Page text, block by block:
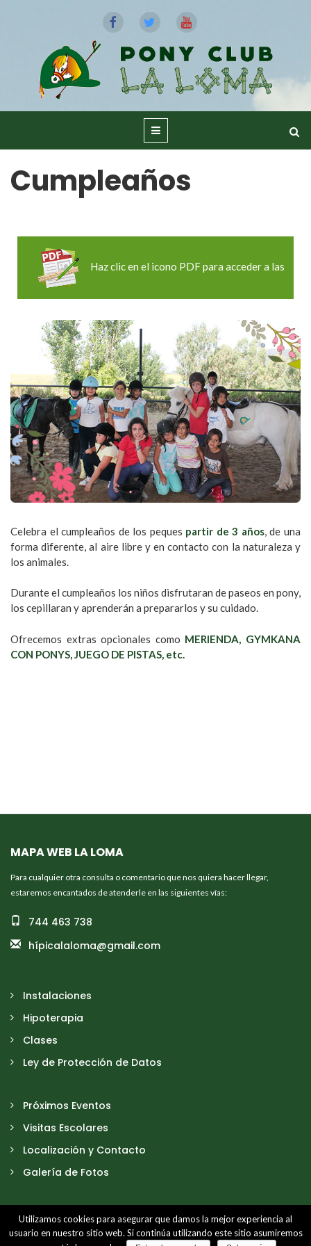
Cumpleaños
Haz clic en el icono PDF para acceder a las
Celebra el cumpleaños de los peques partir de 3 años, de una
forma diferente, al aire libre y en contacto con la naturaleza y
los animales.
Durante el cumpleaños los niños disfrutaran de paseos en pony,
los cepillaran y aprenderán a prepararlos y su cuidado.
Ofrecemos extras opcionales como MERIENDA, GYMKANA
CON PONYS, JUEGO DE PISTAS, etc.
MAPA WEB LA LOMA
Para cualquier otra consulta o comentario que nos quiera hacer llegar,
estaremos encantados de atenderle en las siguientes vías:
744 463 738
hípicalaloma@gmail.com
Instalaciones
Hipoterapia
Clases
Ley de Protección de Datos
Próximos Eventos
Visitas Escolares
Localización y Contacto
Galería de Fotos
© 2026 PonyClub La Loma - Todos los derechos reservados.
Utilizamos cookies para asegurar que damos la mejor experiencia al
usuario en nuestro sitio web. Si continúa utilizando este sitio asumiremos